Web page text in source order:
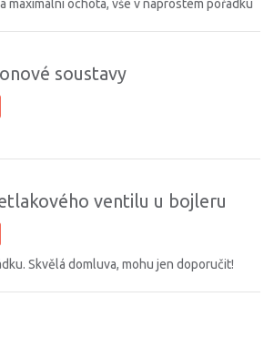
maximální ochota, vše v naprostém pořádku
soustavy
ventilu u bojleru
Skvělá domluva, mohu jen doporučit!